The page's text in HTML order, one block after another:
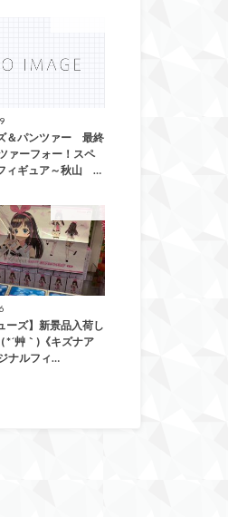
＆パンツァー 最終
ァーフォー！スペ
ィギュア～秋山 …
ーズ】新景品入荷し
*´艸｀)《キズナア
ナルフィ…